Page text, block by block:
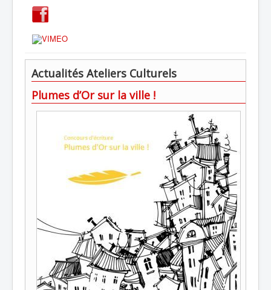
Actualités Ateliers Culturels
Plumes d’Or sur la ville !